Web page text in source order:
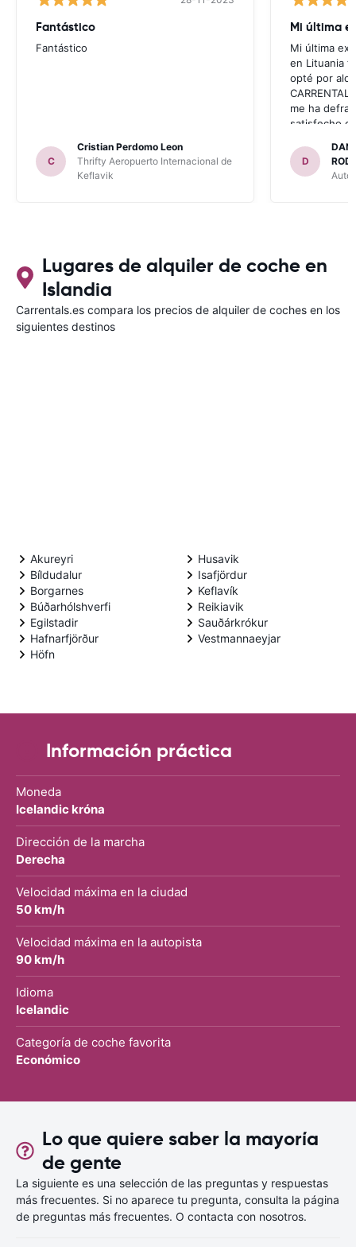
Fantástico
Fantástico
C
Cristian Perdomo Leon
Thrifty Aeropuerto Internacional de
Keflavik
Mi última
Mi última
en Lituania
opté por
me ha
satisfecho
invitaron a
había leído
D
Lugares de alquiler de coche en
Islandia
Carrentals.es compara los precios de alquiler de coches en los
siguientes destinos
Akureyri
Bíldudalur
Borgarnes
Búðarhólshverfi
Egilstadir
Hafnarfjörður
Höfn
Husavik
Isafjördur
Keflavík
Reikiavik
Sauðárkrókur
Vestmannaeyjar
Información práctica
Moneda
Icelandic króna
Dirección de la marcha
Derecha
Velocidad máxima en la ciudad
50 km/h
Velocidad máxima en la autopista
90 km/h
Idioma
Icelandic
Categoría de coche favorita
Económico
Lo que quiere saber la mayoría
de gente
La siguiente es una selección de las preguntas y respuestas
más frecuentes. Si no aparece tu pregunta, consulta la página
de preguntas más frecuentes. O contacta con nosotros.